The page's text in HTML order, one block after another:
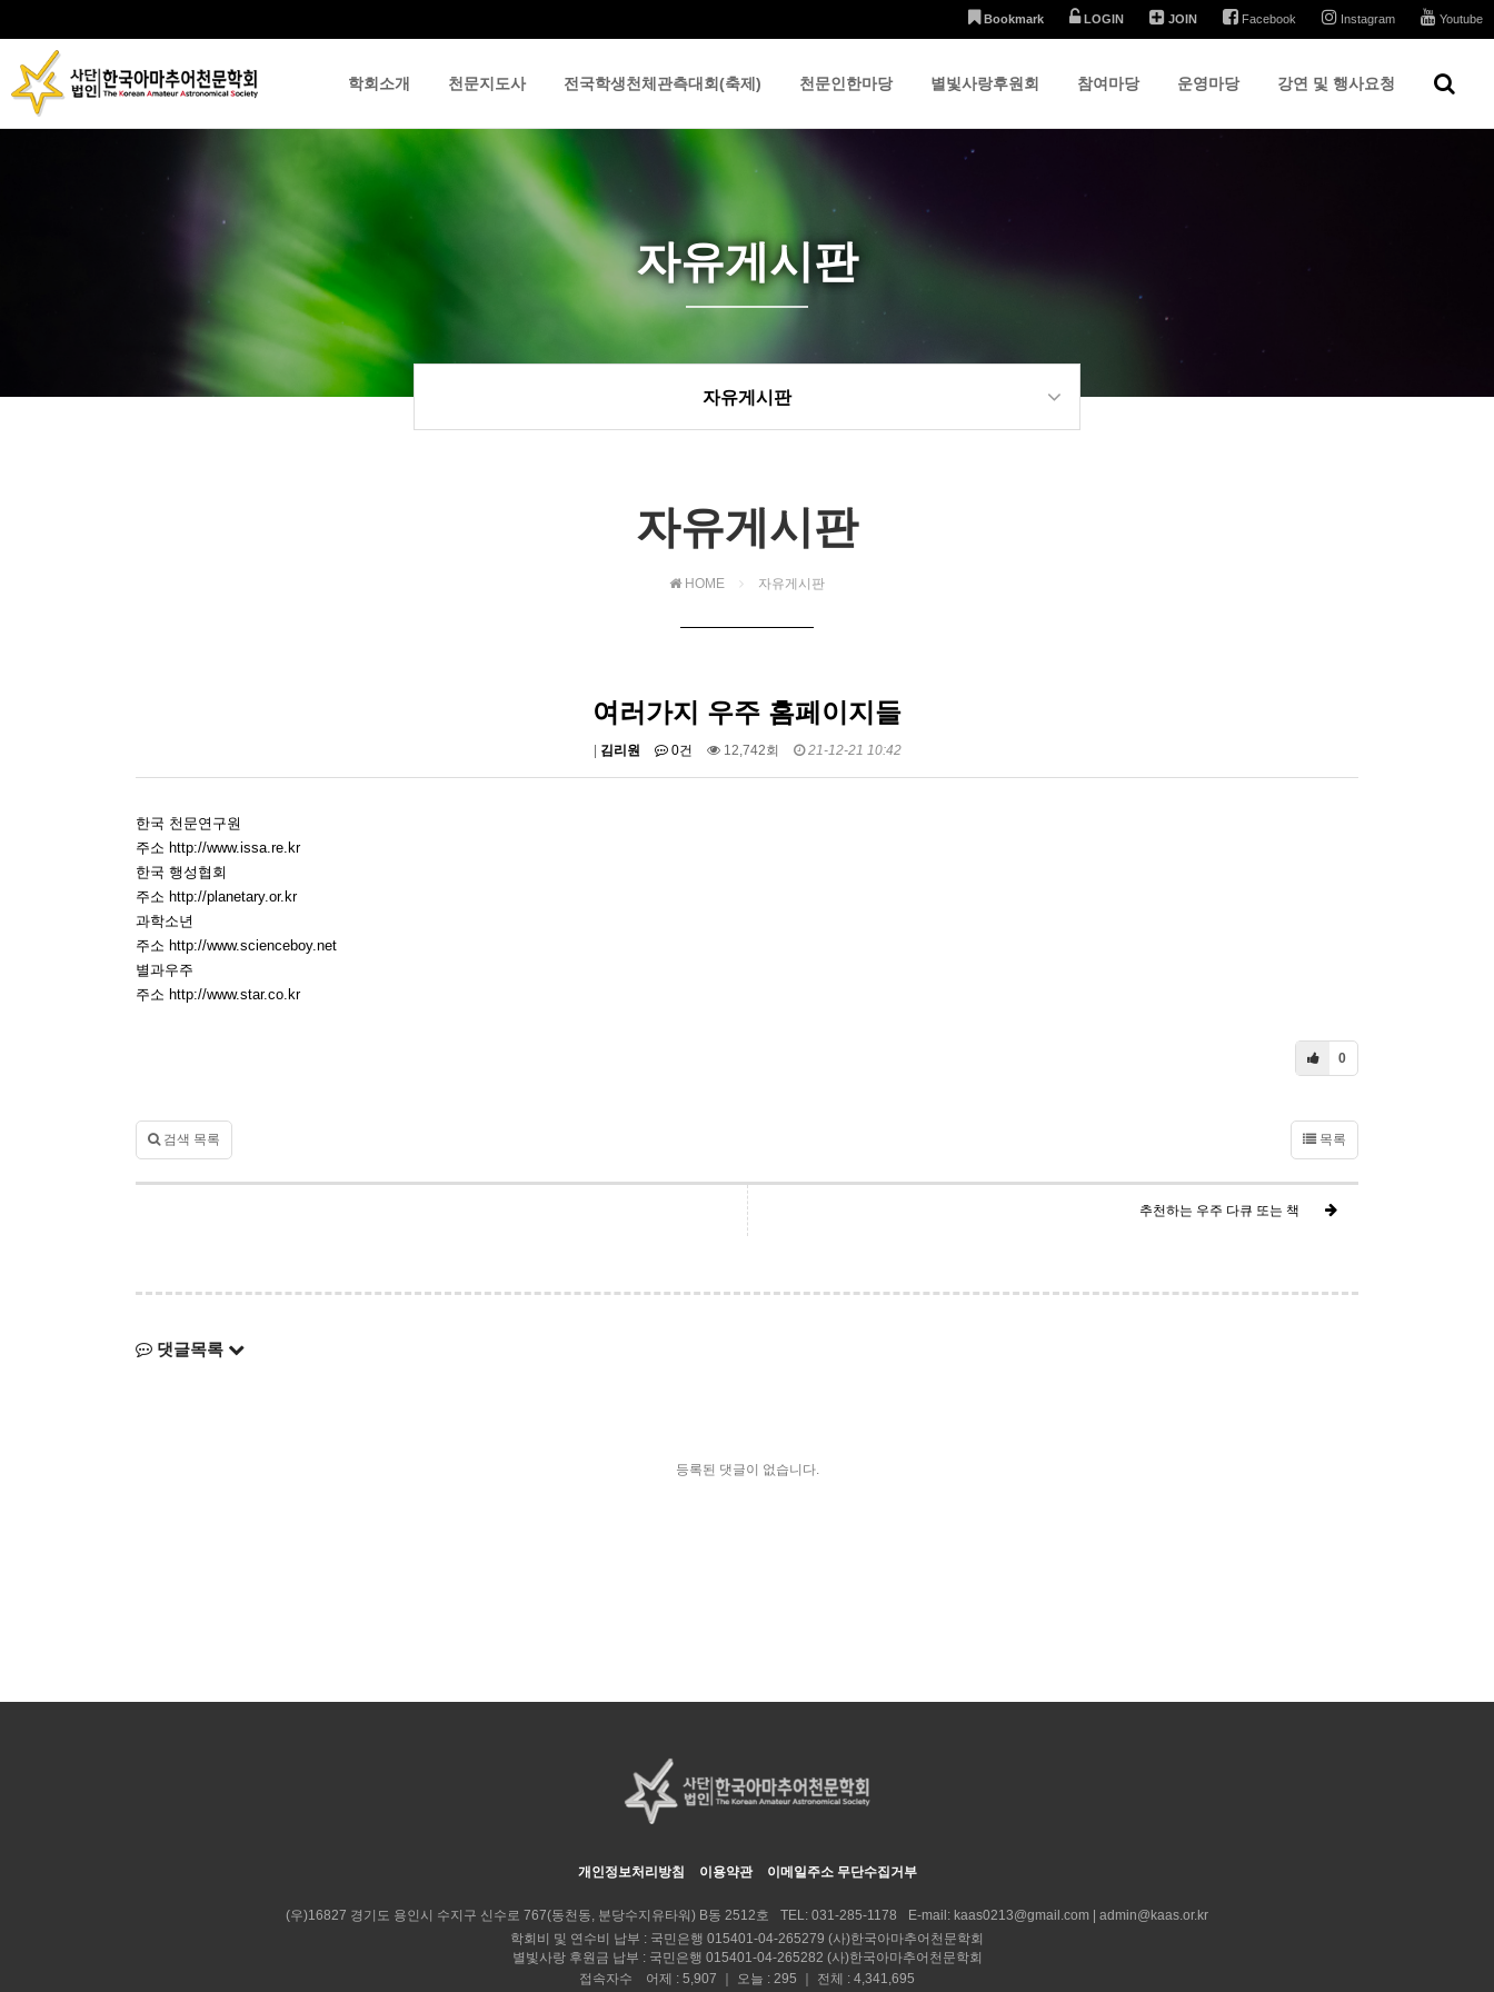
Bookmark LOGIN JOIN Facebook Instagram Youtube
학회소개 천문지도사 전국학생천체관측대회(축제) 천문인한마당 별빛사랑후원회 참여마당
하위분류
운영마당
하위분류
강연 및 행사요청
자유게시판
자유게시판
자유게시판
HOME 자유게시판
여러가지 우주 홈페이지들
김리원 0건 12,742회 21-12-21 10:42
한국 천문연구원
주소 http://www.issa.re.kr
한국 행성협회
주소 http://planetary.or.kr
과학소년
주소 http://www.scienceboy.net
별과우주
주소 http://www.star.co.kr
0
검색 목록 목록
추천하는 우주 다큐 또는 책
댓글목록
등록된 댓글이 없습니다.
개인정보처리방침 이용약관 이메일주소 무단수집거부
(우)16827 경기도 용인시 수지구 신수로 767(동천동, 분당수지유타워) B동 2512호 TEL: 031-285-1178 E-mail: kaas0213@gmail.com | admin@kaas.or.kr
학회비 및 연수비 납부 : 국민은행 015401-04-265279 (사)한국아마추어천문학회
별빛사랑 후원금 납부 : 국민은행 015401-04-265282 (사)한국아마추어천문학회
접속자수 어제 : 5,907 ｜ 오늘 : 295 ｜ 전체 : 4,341,695